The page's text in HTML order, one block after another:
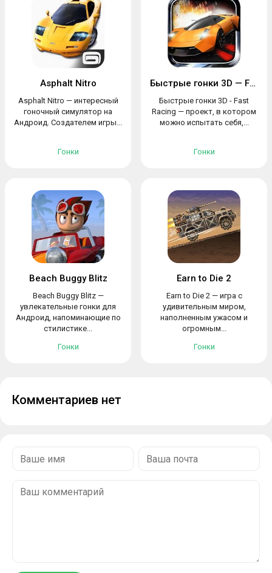
Asphalt Nitro
Asphalt Nitro — интересный
гоночный симулятор на
Андроид. Создателем игры...
Гонки
Быстрые гонки 3D — Fast Racing
Быстрые гонки 3D - Fast
Racing — проект, в котором
можно испытать себя,...
Гонки
Beach Buggy Blitz
Beach Buggy Blitz —
увлекательные гонки для
Андроид, напоминающие по
стилистике...
Гонки
Earn to Die 2
Earn to Die 2 — игра с
удивительным миром,
наполненным ужасом и
огромным...
Гонки
Комментариев нет